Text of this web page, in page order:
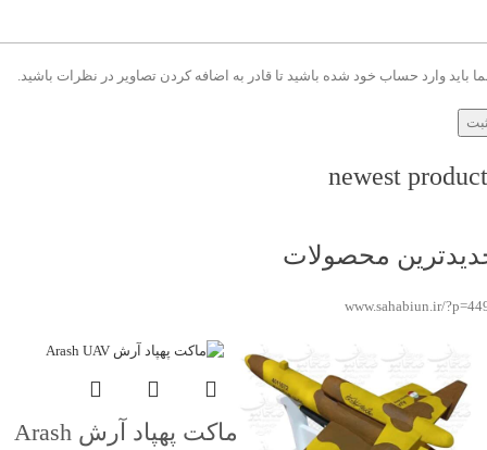
باید وارد حساب خود شده باشید تا قادر به اضافه کردن تصاویر در نظرات باشید.
newest
محصولات
www.sahabiun.ir/
ماکت پهپاد آرش Arash